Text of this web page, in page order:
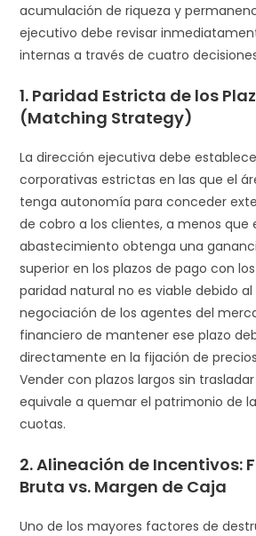
acumulación de riqueza y
ejecutivo debe revisar
internas a través de cuatro
1. Paridad Estricta de los
(Matching Strategy)
La dirección ejecutiva debe
corporativas estrictas en las que el
tenga autonomía para conceder
de cobro a los clientes, a menos que
abastecimiento obtenga una
superior en los plazos de pago con
paridad natural no es viable debido
negociación de los agentes del
financiero de mantener ese plazo
directamente en la fijación de
Vender con plazos largos sin
equivale a quemar el patrimonio de
cuotas.
2. Alineación de Incentivos:
Bruta vs. Margen de Caja
Uno de los mayores factores de